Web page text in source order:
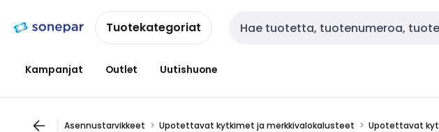
navigointiinsisältöönTuotekategoriat Haku
Kampanjat Outlet Uutishuone
Asennustarvikkeet Upotettavat kytkimet ja merkkivalokalusteet Upotettavat